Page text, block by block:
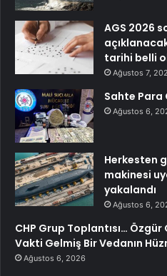
AGS 2026
tarihi belli
Ağustos 7,
Sahte Para
Ağustos 6,
Herkesten
makinesi
yakalandı
Ağustos 6,
CHP Grup Toplantısı… Özgür
Vakti Gelmiş Bir Vedanın
Ağustos 6, 2026